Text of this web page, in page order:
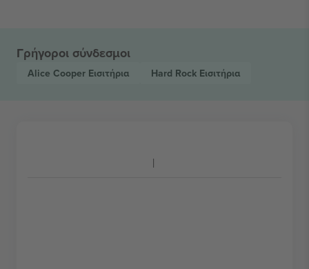
Γρήγοροι σύνδεσμοι
Alice Cooper Εισιτήρια Hard Rock Εισιτήρια